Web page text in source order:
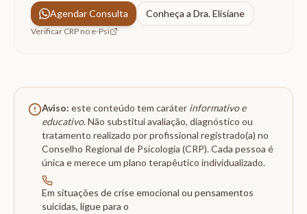
Agendar Consulta Conheça a Dra. Elisiane
Verificar CRP no e-Psi
Aviso: este conteúdo tem caráter informativo e
educativo. Não substitui avaliação, diagnóstico ou
tratamento realizado por profissional registrado(a) no
Conselho Regional de Psicologia (CRP). Cada pessoa é
única e merece um plano terapêutico individualizado.
Em situações de crise emocional ou pensamentos
suicidas, ligue para o